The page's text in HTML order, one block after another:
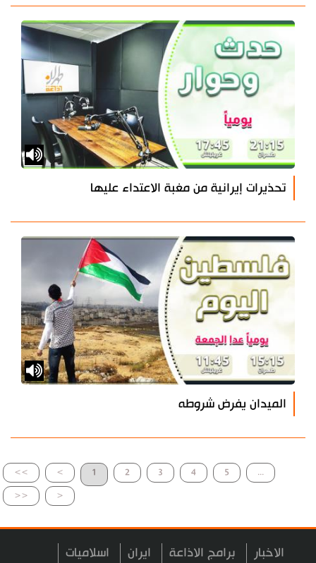
تحذيرات إيرانية من مغبة الاعتداء عليها
الميدان يفرض شروطه
>> > 1 2 3 4 5 ...
<
<<
الاخبار برامج الاذاعة ايران اسلاميات